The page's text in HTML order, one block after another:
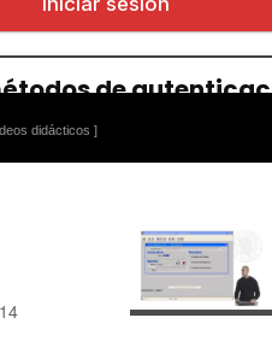
2:52 · 2007